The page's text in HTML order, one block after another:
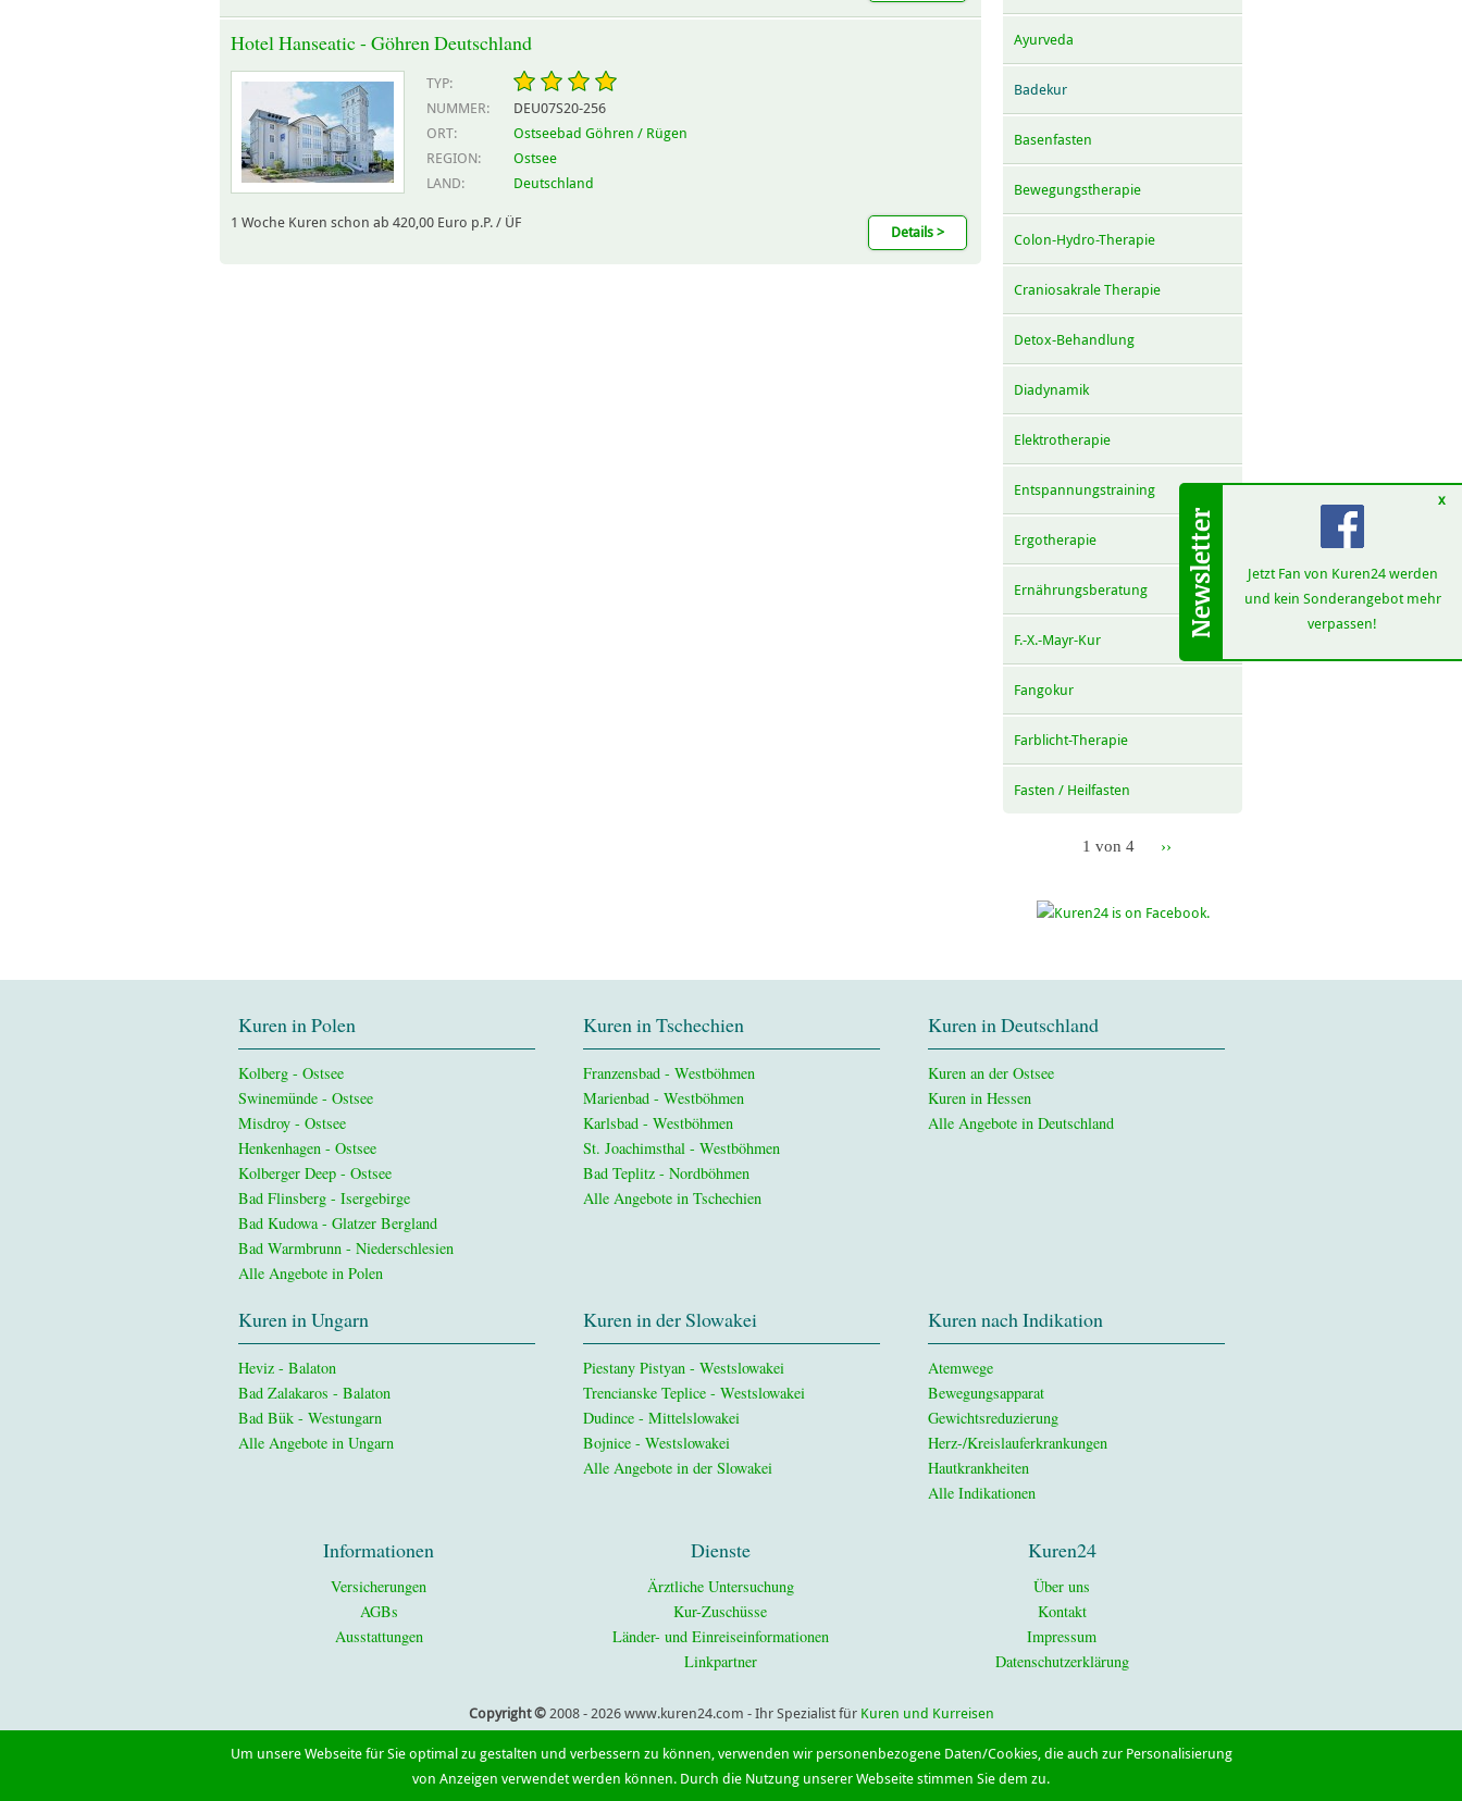
Hotel Hanseatic - Göhren Deutschland
TYP:
NUMMER:
DEU07S20-256
ORT:
Ostseebad Göhren / Rügen
REGION:
Ostsee
LAND:
Deutschland
1 Woche Kuren schon ab 420,00 Euro p.P. / ÜF
Details >
Ayurveda
Badekur
Basenfasten
Bewegungstherapie
Colon-Hydro-Therapie
Craniosakrale Therapie
Detox-Behandlung
Diadynamik
Elektrotherapie
Entspannungstraining
Ergotherapie
Ernährungsberatung
F.-X.-Mayr-Kur
Fangokur
Farblicht-Therapie
Fasten / Heilfasten
1 von 4 ››
Kuren in Polen
Kolberg - Ostsee
Swinemünde - Ostsee
Misdroy - Ostsee
Henkenhagen - Ostsee
Kolberger Deep - Ostsee
Bad Flinsberg - Isergebirge
Bad Kudowa - Glatzer Bergland
Bad Warmbrunn - Niederschlesien
Alle Angebote in Polen
Kuren in Tschechien
Franzensbad - Westböhmen
Marienbad - Westböhmen
Karlsbad - Westböhmen
St. Joachimsthal - Westböhmen
Bad Teplitz - Nordböhmen
Alle Angebote in Tschechien
Kuren in Deutschland
Kuren an der Ostsee
Kuren in Hessen
Alle Angebote in Deutschland
Kuren in Ungarn
Heviz - Balaton
Bad Zalakaros - Balaton
Bad Bük - Westungarn
Alle Angebote in Ungarn
Kuren in der Slowakei
Piestany Pistyan - Westslowakei
Trencianske Teplice - Westslowakei
Dudince - Mittelslowakei
Bojnice - Westslowakei
Alle Angebote in der Slowakei
Kuren nach Indikation
Atemwege
Bewegungsapparat
Gewichtsreduzierung
Herz-/Kreislauferkrankungen
Hautkrankheiten
Alle Indikationen
Informationen
Versicherungen
AGBs
Ausstattungen
Dienste
Ärztliche Untersuchung
Kur-Zuschüsse
Länder- und Einreiseinformationen
Linkpartner
Kuren24
Über uns
Kontakt
Impressum
Datenschutzerklärung
Copyright ©2008 - 2026 www.kuren24.com - Ihr Spezialist für Kuren und Kurreisen
Jetzt Fan von Kuren24 werden
und kein Sonderangebot mehr
verpassen!
x
Um unsere Webseite für Sie optimal zu gestalten und verbessern zu können, verwenden wir personenbezogene Daten/Cookies, die auch zur Personalisierung
von Anzeigen verwendet werden können. Durch die Nutzung unserer Webseite stimmen Sie dem zu.